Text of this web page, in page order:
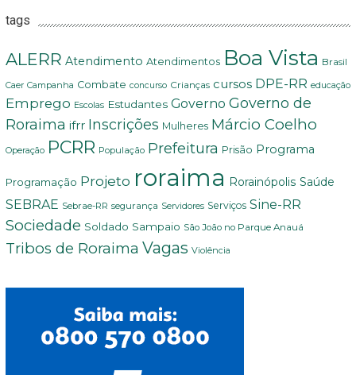
tags
ALERR Atendimento Atendimentos Boa Vista Brasil
Caer Campanha Combate concurso Crianças cursos DPE-RR educação
Emprego Escolas Estudantes Governo Governo de
Roraima ifrr Inscrições Mulheres Márcio Coelho
Operação PCRR População Prefeitura Prisão Programa
Programação Projeto roraima Rorainópolis Saúde
SEBRAE Sebrae-RR segurança Servidores Serviços Sine-RR
Sociedade Soldado Sampaio São João no Parque Anauá
Tribos de Roraima Vagas Violência